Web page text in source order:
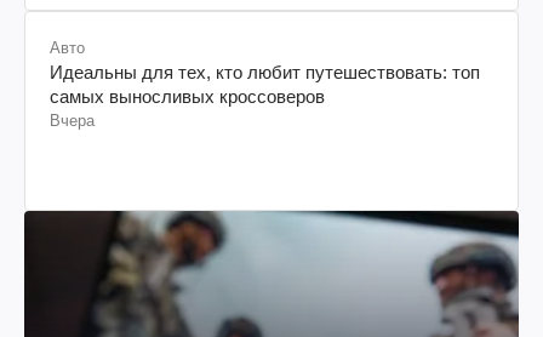
Авто
Идеальны для тех, кто любит путешествовать: топ
самых выносливых кроссоверов
Вчера